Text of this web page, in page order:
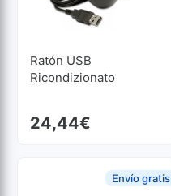
Ratón USB
Ricondizionato
24,44€
Envío gratis